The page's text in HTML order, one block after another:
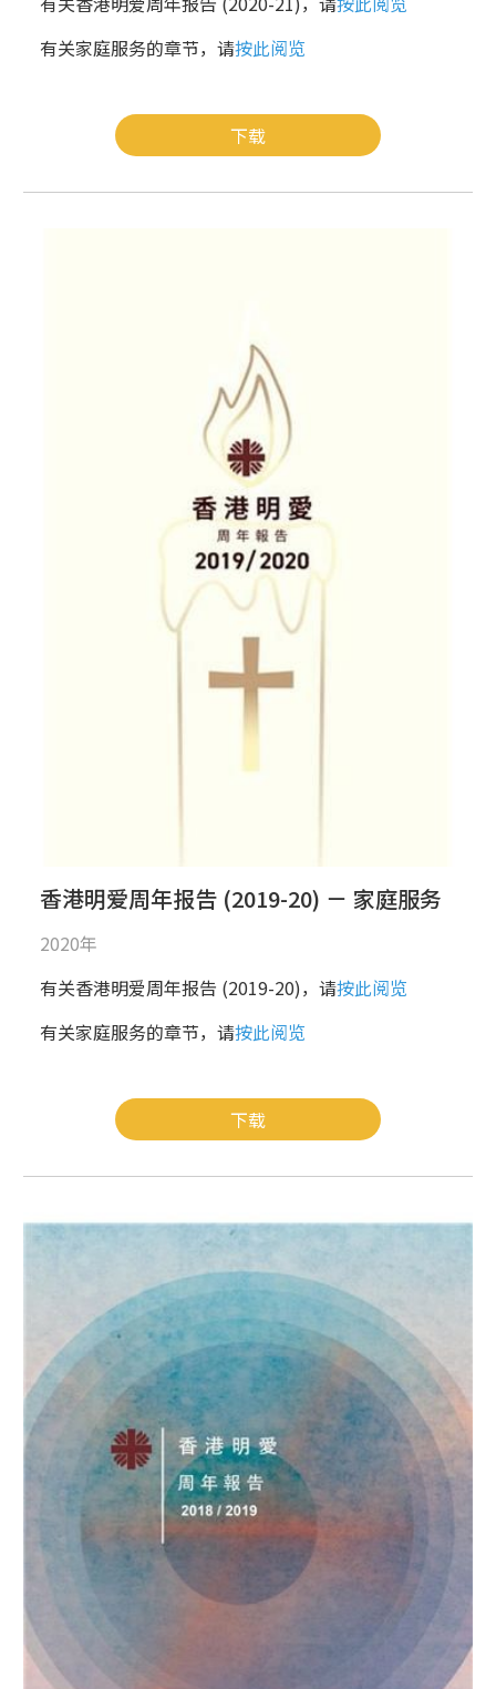
有关家庭服务的章节，请按此阅览
下载
香港明爱周年报告 (2019-20) － 家庭服务
2020年
有关香港明爱周年报告 (2019-20)，请按此阅览
有关家庭服务的章节，请按此阅览
下载